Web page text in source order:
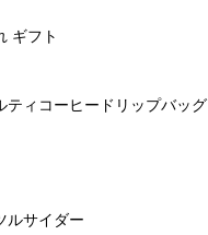
ギフト
ティコーヒードリップバッグ
ルサイダー